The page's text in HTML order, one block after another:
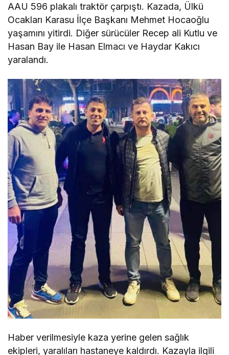
AAU 596 plakalı traktör çarpıştı. Kazada, Ülkü
Ocakları Karasu İlçe Başkanı Mehmet Hocaoğlu
yaşamını yitirdi. Diğer sürücüler Recep ali Kutlu ve
Hasan Bay ile Hasan Elmacı ve Haydar Kakıcı
yaralandı.
Haber verilmesiyle kaza yerine gelen sağlık
ekipleri, yaralıları hastaneye kaldırdı. Kazayla ilgili